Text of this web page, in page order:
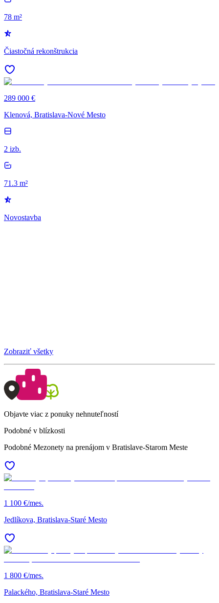
78 m²
Čiastočná rekonštrukcia
289 000 €
Klenová, Bratislava-Nové Mesto
2 izb.
71.3 m²
Novostavba
Zobraziť všetky
Objavte viac z ponuky nehnuteľností
Podobné v blízkosti
Podobné Mezonety na prenájom v Bratislave-Starom Meste
1 100 €/mes.
Jedlíkova, Bratislava-Staré Mesto
1 800 €/mes.
Palackého, Bratislava-Staré Mesto